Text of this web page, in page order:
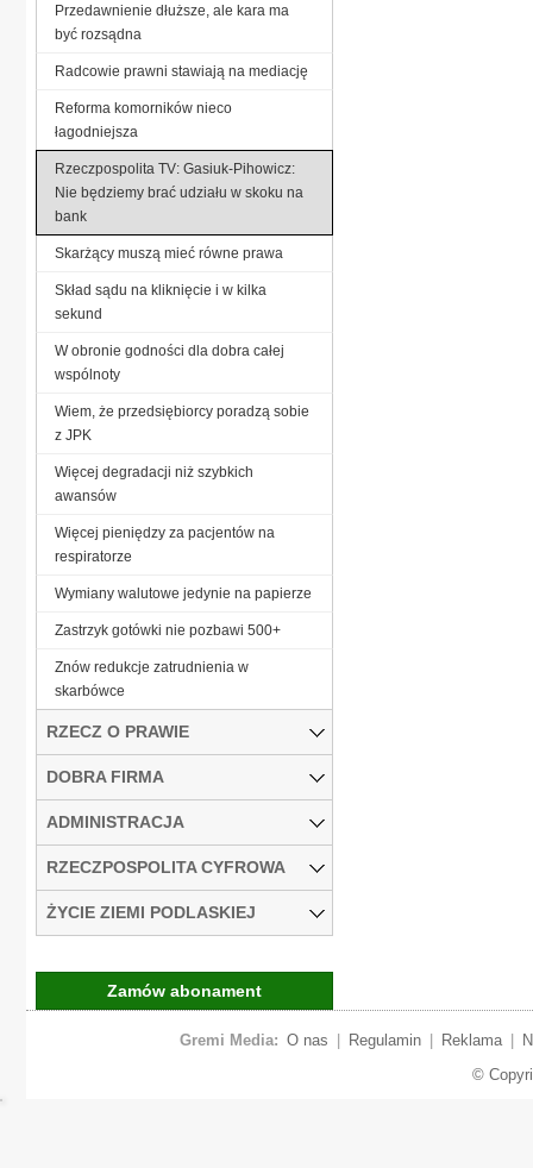
Przedawnienie dłuższe, ale kara ma
być rozsądna
Radcowie prawni stawiają na mediację
Reforma komorników nieco
łagodniejsza
Rzeczpospolita TV: Gasiuk-Pihowicz:
Nie będziemy brać udziału w skoku na
bank
Skarżący muszą mieć równe prawa
Skład sądu na kliknięcie i w kilka
sekund
W obronie godności dla dobra całej
wspólnoty
Wiem, że przedsiębiorcy poradzą sobie
z JPK
Więcej degradacji niż szybkich
awansów
Więcej pieniędzy za pacjentów na
respiratorze
Wymiany walutowe jedynie na papierze
Zastrzyk gotówki nie pozbawi 500+
Znów redukcje zatrudnienia w
skarbówce
RZECZ O PRAWIE
DOBRA FIRMA
ADMINISTRACJA
RZECZPOSPOLITA CYFROWA
ŻYCIE ZIEMI PODLASKIEJ
Zamów abonament
Gremi Media: O nas Regulamin Reklama
©